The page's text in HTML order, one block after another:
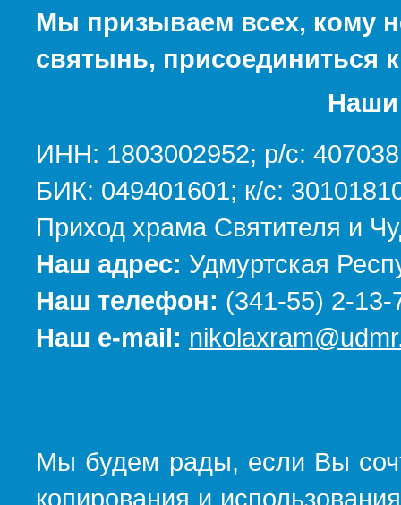
Мы призываем всех, кому
святынь, присоединиться
Наши
ИНН: 1803002952; р/с:
БИК: 049401601; к/с:
Приход храма Святителя и
Наш адрес: Удмуртская
Наш телефон: (341-55) 2-13-
Наш e-mail:
Мы будем рады, если Вы
копирования и